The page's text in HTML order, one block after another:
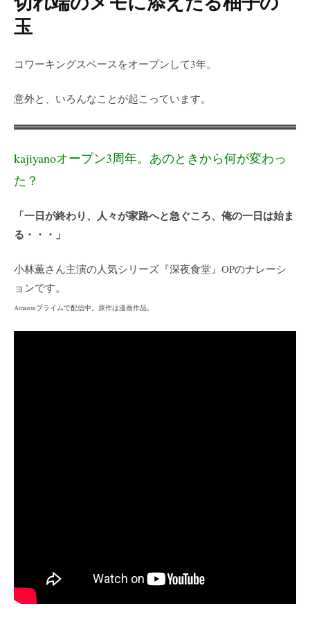
玉
コワーキングスペースをオープンして3年。
意外と、いろんなことが起こっています。
kajiyanoオープン3周年。あのときから何が変わっ
た？
「一日が終わり、人々が家路へと急ぐころ、俺の一日は始ま
る・・・」
小林薫さん主演の人気シリーズ『深夜食堂』OPのナレーシ
ョンです。
Amazonプライムで配信中。原作は漫画作品。